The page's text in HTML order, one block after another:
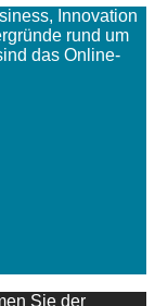
Innovation
rund um
das Online-
Sie der